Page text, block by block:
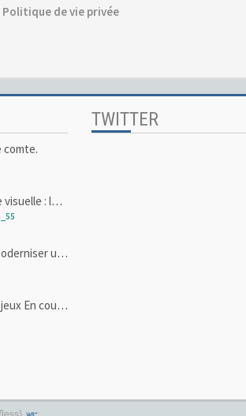
Politique de vie privée
comte.
a soufflé la premi
(un peu trop) rétro
cours/Terminés
TWITTER